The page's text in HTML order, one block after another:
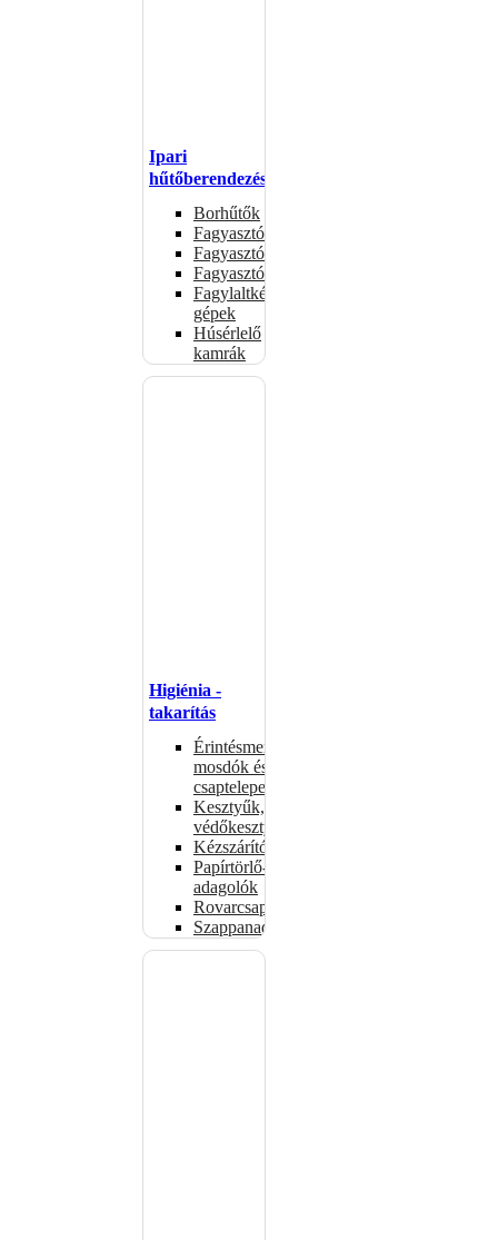
Ipari
hűtőberendezések
Borhűtők
Fagyasztóasztalok
Fagyasztóládák
Fagyasztószekrények
Fagylaltkészítő
gépek
Húsérlelő
kamrák
Higiénia -
takarítás
Érintésmentes
mosdók és
csaptelepek
Kesztyűk,
védőkesztyűk
Kézszárítók
Papírtörlő-
adagolók
Rovarcsapdák
Szappanadagolók